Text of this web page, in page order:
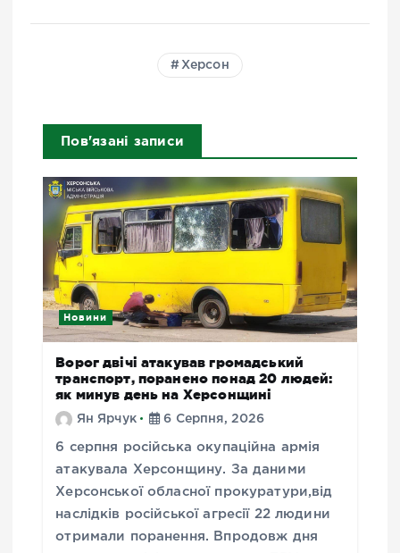
Херсон
Пов'язані записи
Новини
Ворог двічі атакував громадський
транспорт, поранено понад 20 людей:
як минув день на Херсонщині
Ян Ярчук 6 Серпня, 2026
6 серпня російська окупаційна армія
атакувала Херсонщину. За даними
Херсонської обласної прокуратури,від
наслідків російської агресії 22 людини
отримали поранення. Впродовж дня